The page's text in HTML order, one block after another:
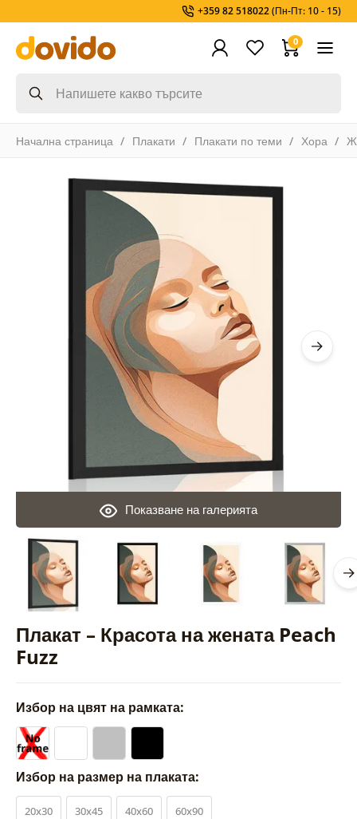
+359 82 518022(Пн-Пт: 10 - 15)
0
Начална страница Плакати Плакати по теми Хора
Плакат – Красота на жената Peach
Fuzz
Показване на галерията
Избор на цвят на рамката:
Избор на размер на плаката:
20x30 30x45 40x60 60x90